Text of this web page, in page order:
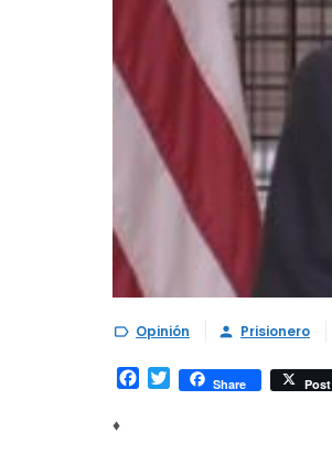
 Opinión  Prisionero
Facebook
TwitterShare Post
♦